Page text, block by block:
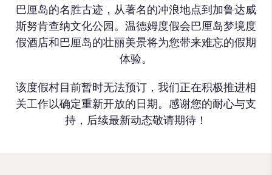
巴厘岛的名胜古迹，从著名的冲浪地点到加鲁达威
斯努肯查纳文化公园。温德姆度假会巴厘岛梦境度
假酒店和巴厘岛的壮丽美景将为您带来难忘的假期
体验。
该度假村目前暂时无法预订，我们正在积极推进相
关工作以确定重新开放的日期。感谢您的耐心与支
持，后续最新动态敬请期待！